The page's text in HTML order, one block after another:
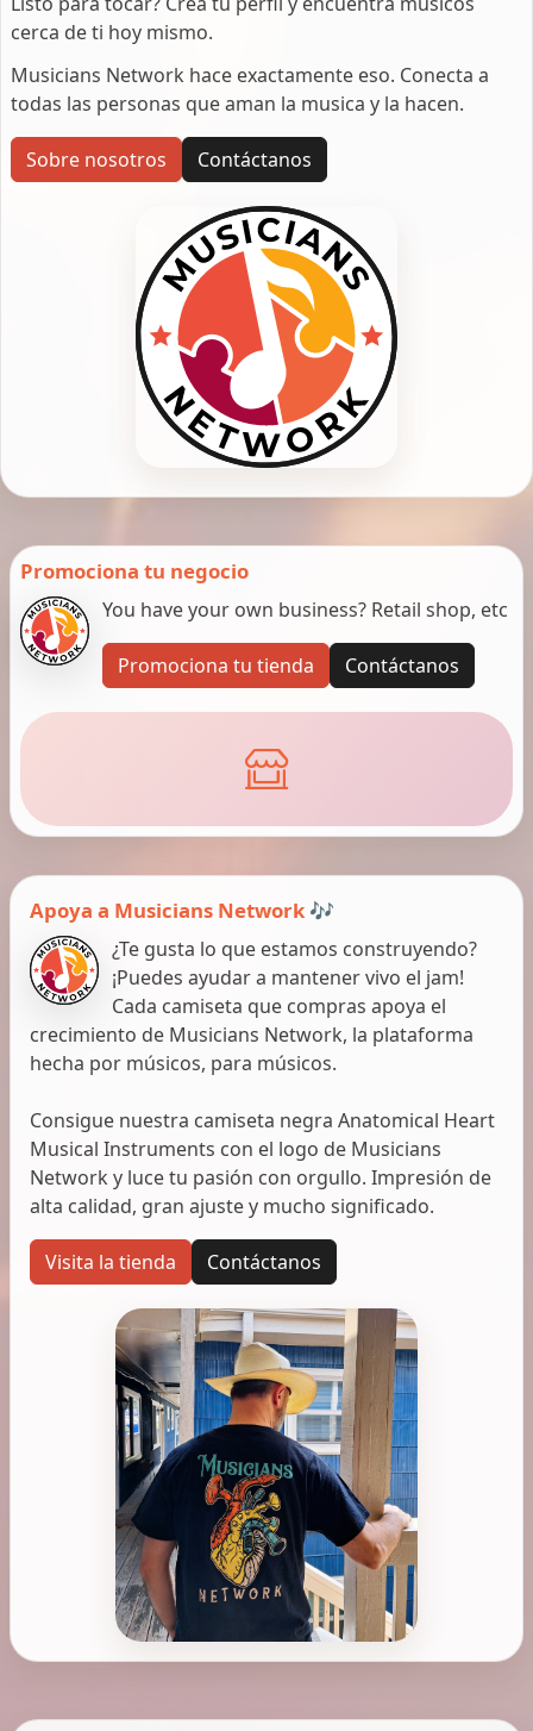
cerca de ti hoy mismo.
Musicians Network hace exactamente eso. Conecta a
todas las personas que aman la musica y la hacen.
Sobre nosotros Contáctanos
Promociona tu negocio
You have your own business? Retail shop, etc
Promociona tu tienda Contáctanos
Apoya a Musicians Network 🎶
¿Te gusta lo que estamos construyendo?
¡Puedes ayudar a mantener vivo el jam!
Cada camiseta que compras apoya el
crecimiento de Musicians Network, la plataforma
hecha por músicos, para músicos.
Consigue nuestra camiseta negra Anatomical Heart
Musical Instruments con el logo de Musicians
Network y luce tu pasión con orgullo. Impresión de
alta calidad, gran ajuste y mucho significado.
Visita la tienda Contáctanos